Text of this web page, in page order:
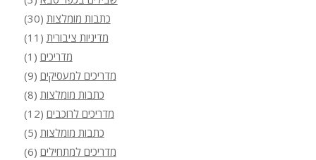
כתבות מומלצות (30)
מדיניות ציבורית (11)
מדריכים (1)
מדריכים למעסיקים (9)
כתבות מומלצות (8)
מדריכים לרוכבים (12)
כתבות מומלצות (5)
מדריכים למתחילים (6)